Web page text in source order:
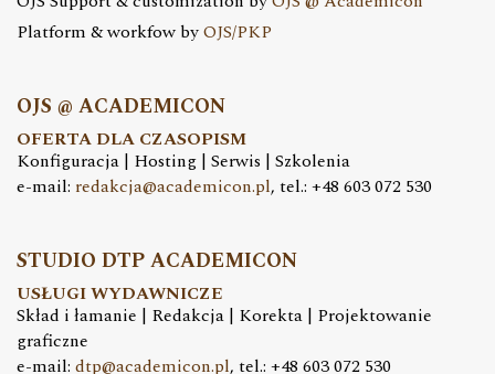
Platform & workfow byOJS/PKP
OJS @ ACADEMICON
OFERTA DLA CZASOPISM
Konfiguracja | Hosting | Serwis | Szkolenia
e-mail: redakcja@academicon.pl, tel.: +48 603 072 530
STUDIO DTP ACADEMICON
USŁUGI WYDAWNICZE
Skład i łamanie | Redakcja | Korekta | Projektowanie
graficzne
e-mail: dtp@academicon.pl, tel.: +48 603 072 530